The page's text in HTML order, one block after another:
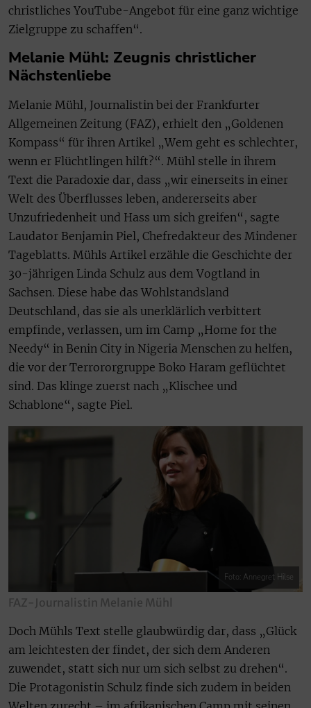
christliches YouTube-Angebot für eine ganz wichtige
Zielgruppe zu schaffen“.
Melanie Mühl: Zeugnis christlicher
Nächstenliebe
Melanie Mühl, Journalistin bei der Frankfurter
Allgemeinen Zeitung (FAZ), erhielt den „Goldenen
Kompass“ für ihren Artikel „Wem geht es schlechter,
wenn er Flüchtlingen hilft?“. Mühl stelle in ihrem
Text die Paradoxie dar, dass „wir einerseits in einer
Welt des Überflusses leben, andererseits aber
Unzufriedenheit und Hass um sich greifen“, sagte
Laudator Benjamin Piel, Chefredakteur des Mindener
Tageblatts. Mühls Artikel erzähle die Geschichte der
30-jährigen Linda Schulz aus dem Vogtland in
Sachsen. Diese habe das Wohlstandsland
Deutschland, das sie als unerklärlich verbittert
empfinde, verlassen, um im Camp „Home for the
Needy“ in Benin City in Nigeria Menschen zu helfen,
die vor der Terrororgruppe Boko Haram geflüchtet
sind. Das klinge zuerst nach „Klischee und
Schablone“, sagte Piel.
Foto: Annegret Hilse
FAZ-Journalistin Melanie Mühl
Doch Mühls Text stelle glaubwürdig dar, dass „Glück
am leichtesten der findet, der sich dem Anderen
zuwendet, statt sich nur um sich selbst zu drehen“.
Die Protagonistin Schulz finde sich zudem in beiden